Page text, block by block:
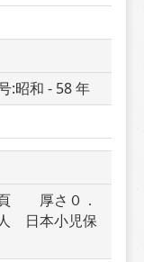
:昭和 - 58 年
　　厚さ０．
　日本小児保